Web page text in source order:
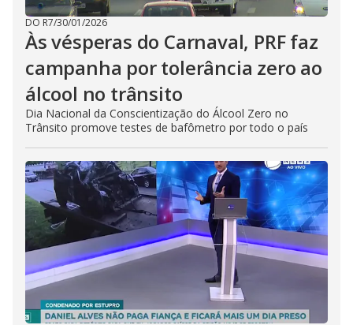
DO R7/30/01/2026
Às vésperas do Carnaval, PRF faz
campanha por tolerância zero ao
álcool no trânsito
Dia Nacional da Conscientização do Álcool Zero no
Trânsito promove testes de bafômetro por todo o país